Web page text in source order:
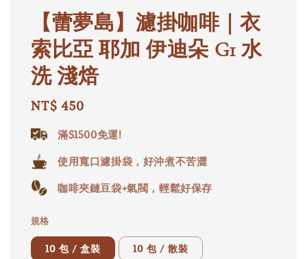
【蕾夢島】濾掛咖啡｜衣
索比亞 耶加 伊迪朵 G1 水
洗 淺焙
Regular
price
NT$ 450
滿$1500免運!
使用寬口濾掛袋，好沖煮不苦澀
咖啡夾鏈豆袋+氣閥，輕鬆好保存
規格
10 包 / 盒裝 10 包 / 散裝